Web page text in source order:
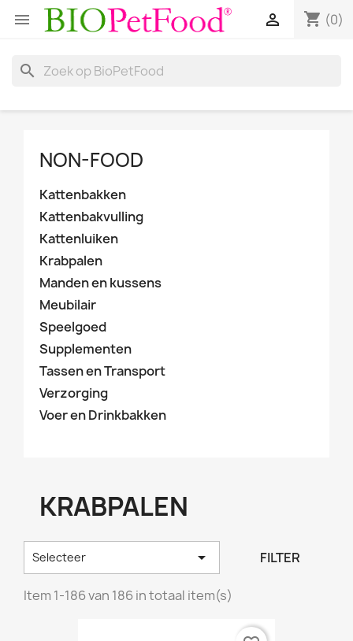
 shopping_cart (0)

search
NON-FOOD
Kattenbakken
Kattenbakvulling
Kattenluiken
Krabpalen
Manden en kussens
Meubilair
Speelgoed
Supplementen
Tassen en Transport
Verzorging
Voer en Drinkbakken
KRABPALEN
Selecteer  FILTER
Item 1-186 van 186 in totaal item(s)